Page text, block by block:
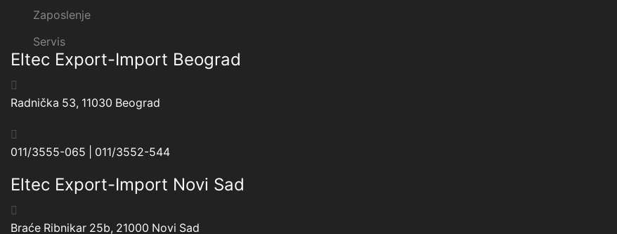
Zaposlenje
Servis
Eltec Export-Import Beograd
Radnička 53, 11030 Beograd
011/3555-065 | 011/3552-544
Eltec Export-Import Novi Sad
Braće Ribnikar 25b, 21000 Novi Sad